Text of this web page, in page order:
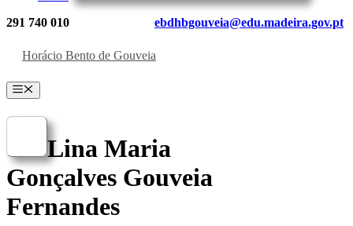
291 740 010 ebdhbgouveia@edu.madeira.gov.pt
Horácio Bento de Gouveia
Menu
Lina Maria
Gonçalves Gouveia
Fernandes